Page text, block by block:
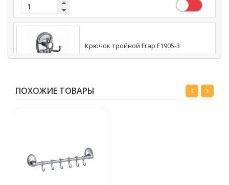
Крючок тройной Frap F1905-3
ПОХОЖИЕ ТОВАРЫ